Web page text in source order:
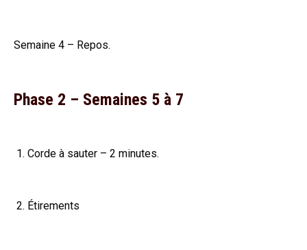
Semaine 4 – Repos.
Phase 2 – Semaines 5 à 7
Corde à sauter – 2 minutes.
Étirements